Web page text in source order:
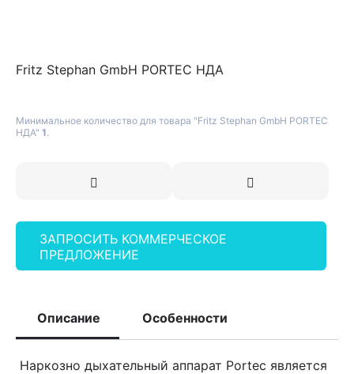
Fritz Stephan GmbH PORTEC НДА
Минимальное количество для товара "Fritz Stephan GmbH PORTEC
НДА" 1.
ЗАПРОСИТЬ КОММЕРЧЕСКОЕ
ПРЕДЛОЖЕНИЕ
Описание Особенности
Наркозно дыхательный аппарат Portec является